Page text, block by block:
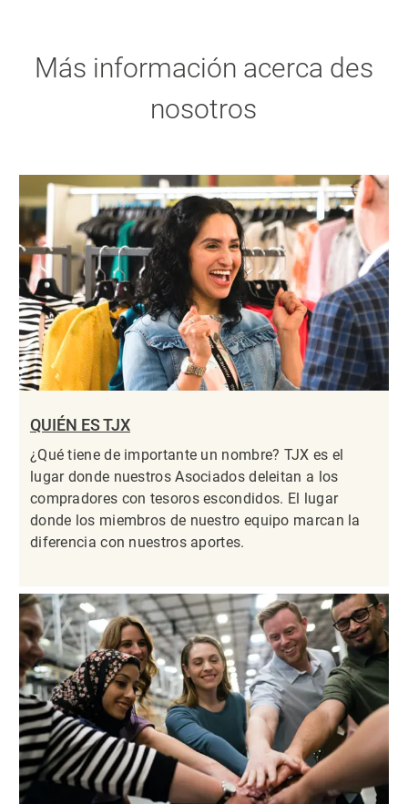
Más información acerca des
nosotros
QUIÉN ES TJX
¿Qué tiene de importante un nombre? TJX es el
lugar donde nuestros Asociados deleitan a los
compradores con tesoros escondidos. El lugar
donde los miembros de nuestro equipo marcan la
diferencia con nuestros aportes.